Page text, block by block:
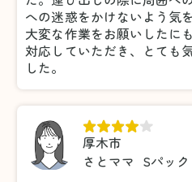
への迷惑をかけないよう気
大変な作業をお願いしたに
対応していただき、とても
した。
厚木市
さとママ Sパック